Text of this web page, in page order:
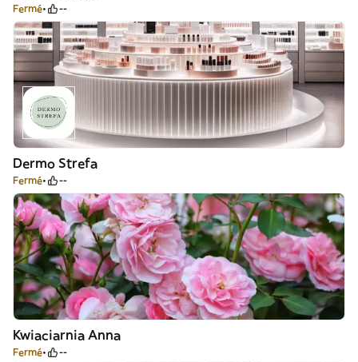
Fermé --
Dermo Strefa
Fermé --
Kwiaciarnia Anna
Fermé --